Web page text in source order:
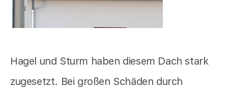
Hagel und Sturm haben diesem Dach stark
zugesetzt. Bei großen Schäden durch